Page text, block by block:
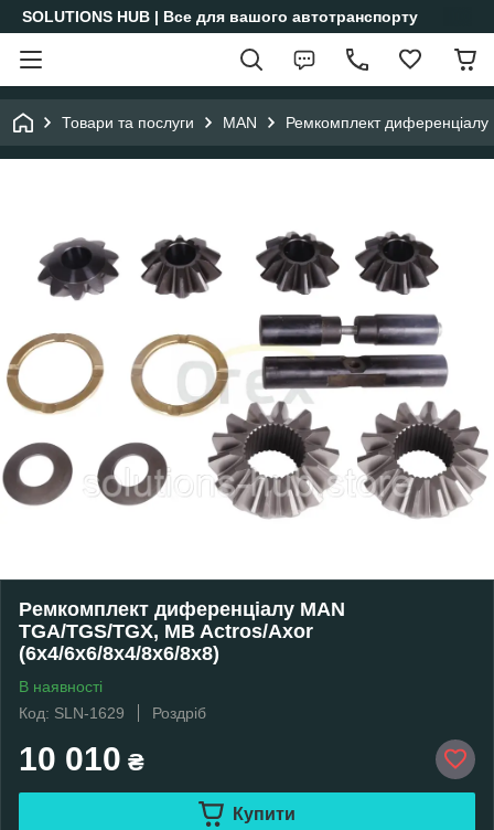
SOLUTIONS HUB | Все для вашого автотранспорту
Товари та послуги MAN Ремкомплект
Ремкомплект диференціалу MAN
TGA/TGS/TGX, MB Actros/Axor
(6x4/6x6/8x4/8x6/8x8)
В наявності
Код: SLN-1629
Роздріб
10 010 ₴
Купити